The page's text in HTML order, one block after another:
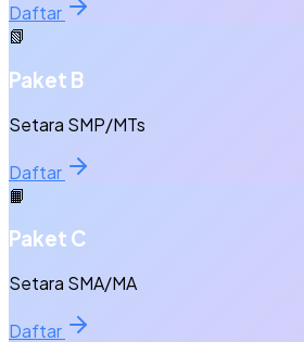
Daftar
📗
Paket B
Setara SMP/MTs
Daftar
📙
Paket C
Setara SMA/MA
Daftar